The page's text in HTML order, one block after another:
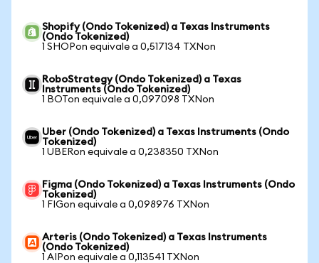
Shopify (Ondo Tokenized) a Texas Instruments
(Ondo Tokenized)
1 SHOPon equivale a 0,517134 TXNon
RoboStrategy (Ondo Tokenized) a Texas
Instruments (Ondo Tokenized)
1 BOTon equivale a 0,097098 TXNon
Uber (Ondo Tokenized) a Texas Instruments (Ondo
Tokenized)
1 UBERon equivale a 0,238350 TXNon
Figma (Ondo Tokenized) a Texas Instruments (Ondo
Tokenized)
1 FIGon equivale a 0,098976 TXNon
Arteris (Ondo Tokenized) a Texas Instruments
(Ondo Tokenized)
1 AIPon equivale a 0,113541 TXNon